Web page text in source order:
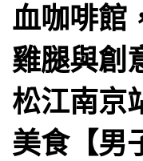
血咖啡館
雞腿與創
松江南京
美食【男